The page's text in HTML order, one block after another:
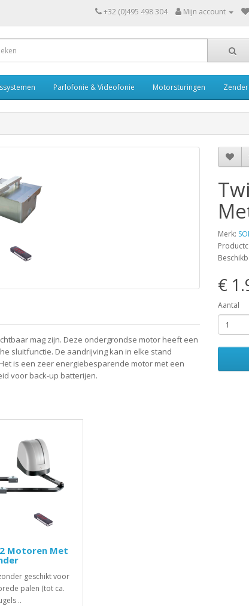
+32 (0)495 498 304 Mijn account
Parlofonie & Videofonie Motorsturingen
mag zijn. Deze ondergrondse motor heeft een
sluitfunctie. De aandrijving kan in elke stand
is een zeer energiebesparende motor met een
voor back-up batterijen.
Merk:
€
Aantal
Motoren Met
geschikt voor
palen (tot ca.
..